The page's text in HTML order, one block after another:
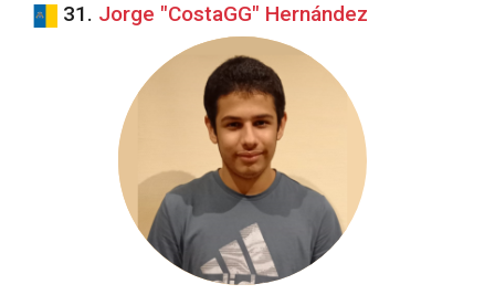
31. Jorge "CostaGG" Hernández